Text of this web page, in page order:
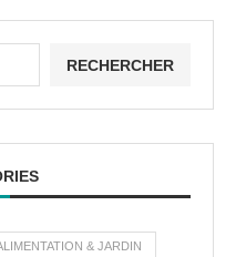
RECHERCHER
& JARDIN